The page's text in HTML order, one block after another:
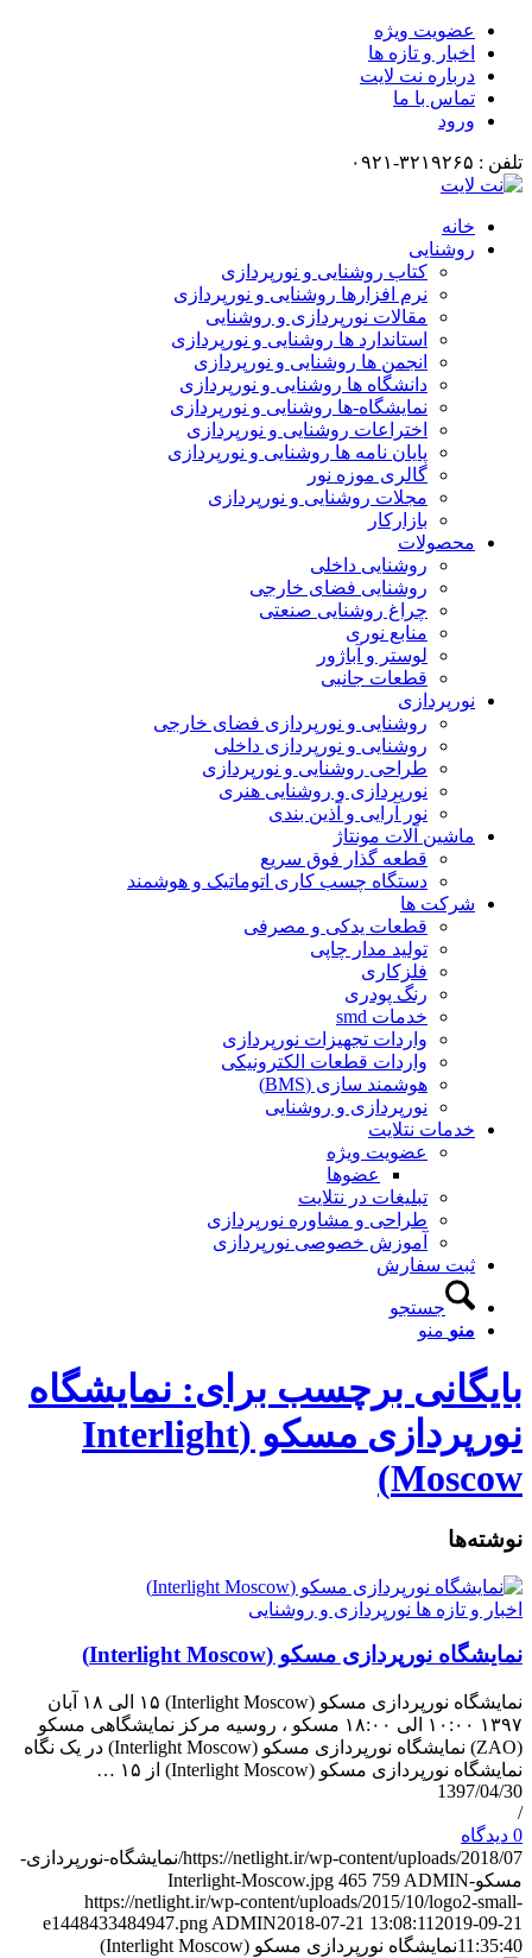
عضویت ویژه
اخبار و تازه ها
درباره نت لایت
تماس با ما
ورود
تلفن : ۳۲۱۹۲۶۵-۰۹۲۱
خانه
روشنایی
کتاب روشنایی و نورپردازی
نرم افزارها روشنایی و نورپردازی
مقالات نورپردازی و روشنایی
استاندارد ها روشنایی و نورپردازی
انجمن ها روشنایی و نورپردازی
دانشگاه ها روشنایی و نورپردازی
نمایشگاه-ها روشنایی و نورپردازی
اختراعات روشنایی و نورپردازی
پایان نامه ها روشنایی و نورپردازی
گالری موزه نور
مجلات روشنایی و نورپردازی
بازارکار
محصولات
روشنایی داخلی
روشنایی فضای خارجی
چراغ روشنایی صنعتی
منابع نوری
لوستر و آباژور
قطعات جانبی
نورپردازی
روشنایی و نورپردازی فضای خارجی
روشنایی و نورپردازی داخلی
طراحی روشنایی و نورپردازی
نورپردازی و روشنایی هنری
نور آرایی و آذین بندی
ماشین آلات مونتاژ
قطعه گذار فوق سریع
دستگاه چسب کاری اتوماتیک و هوشمند
شرکت ها
قطعات یدکی و مصرفی
تولید مدار چاپی
فلزکاری
رنگ پودری
خدمات smd
واردات تجهیزات نورپردازی
واردات قطعات الکترونیکی
هوشمند سازی (BMS)
نورپردازی و روشنایی
خدمات نتلایت
عضویت ویژه
عضوها
تبلیغات در نتلایت
طراحی و مشاوره نورپردازی
آموزش خصوصی نورپردازی
ثبت سفارش
جستجو
منو منو
بایگانی برچسب برای: نمایشگاه
نورپردازی مسکو (Interlight
Moscow)
نوشته‌ها
اخبار و تازه ها نورپردازی و روشنایی
نمایشگاه نورپردازی مسکو (Interlight Moscow)
نمایشگاه نورپردازی مسکو (Interlight Moscow) ۱۵ الی ۱۸ آبان
۱۳۹۷ ١٠:٠٠ الی ١٨:٠٠ مسکو ، روسیه مرکز نمایشگاهی مسکو
(ZAO) نمایشگاه نورپردازی مسکو (Interlight Moscow) در یک نگاه
نمایشگاه نورپردازی مسکو (Interlight Moscow) از ۱۵ …
1397/04/30
/
0 دیدگاه
https://netlight.ir/wp-content/uploads/2018/07/نمایشگاه-نورپردازی-
مسکو-Interlight-Moscow.jpg
465 759 ADMIN
https://netlight.ir/wp-content/uploads/2015/10/logo2-small-
e1448433484947.png ADMIN2018-07-21 13:08:11 2019-09-21
11:35:40نمایشگاه نورپردازی مسکو (Interlight Moscow)